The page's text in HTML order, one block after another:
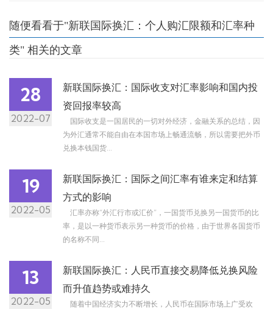
随便看看于"新联国际换汇：个人购汇限额和汇率种
类" 相关的文章
28
2022-07
新联国际换汇：国际收支对汇率影响和国内投
资回报率较高
国际收支是一国居民的一切对外经济，金融关系的总结，因
为外汇通常不能自由在本国市场上畅通流畅，所以需要把外币
兑换本钱国货...
19
2022-05
新联国际换汇：国际之间汇率有谁来定和结算
方式的影响
汇率亦称“外汇行市或汇价”，一国货币兑换另一国货币的比
率，是以一种货币表示另一种货币的价格，由于世界各国货币
的名称不同...
13
2022-05
新联国际换汇：人民币直接交易降低兑换风险
而升值趋势或难持久
随着中国经济实力不断增长，人民币在国际市场上广受欢